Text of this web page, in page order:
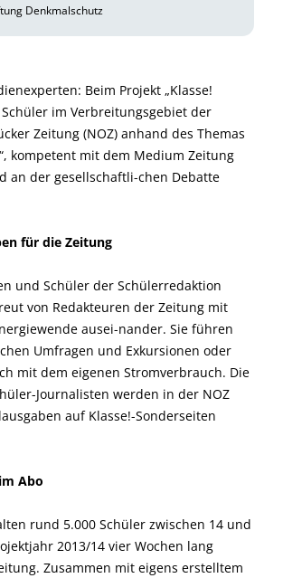
Denkmalschutz
Beim Projekt „Klasse!
im Verbreitungsgebiet der
Zeitung (NOZ) anhand des Themas
kompetent mit dem Medium Zeitung
an der gesellschaftli-chen Debatte
für die Zeitung
und Schüler der Schülerredaktion
von Redakteuren der Zeitung mit
ausei-nander. Sie führen
Umfragen und Exkursionen oder
mit dem eigenen Stromverbrauch. Die
Journalisten werden in der NOZ
auf Klasse!-Sonderseiten
Abo
rund 5.000 Schüler zwischen 14 und
2013/14 vier Wochen lang
Zusammen mit eigens erstelltem